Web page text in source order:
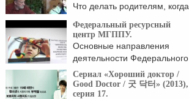
Что делать родителям, когда
Федеральный ресурсный
центр МГППУ.
Основные направления
деятельности Федерального
ресурсного центра по
развитию ...
Сериал «Хороший доктор /
Good Doctor / 굿 닥터» (2013),
серия 17.